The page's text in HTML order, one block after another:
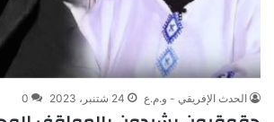
الحدث الإفريقي - و.م.ع 24 شتنبر، 2023 0